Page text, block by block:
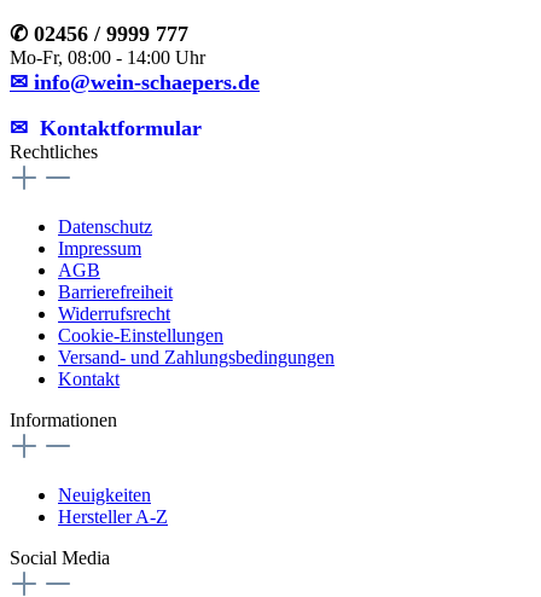
✆ 02456 / 9999 777
Mo-Fr, 08:00 - 14:00 Uhr
✉ info@wein-schaepers.de
✉︎ Kontaktformular
Rechtliches
Datenschutz
Impressum
AGB
Barrierefreiheit
Widerrufsrecht
Cookie-Einstellungen
Versand- und Zahlungsbedingungen
Kontakt
Informationen
Neuigkeiten
Hersteller A-Z
Social Media